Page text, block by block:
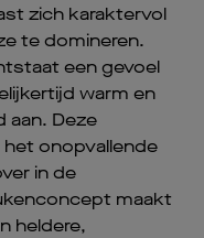
zich karaktervol
te domineren.
een gevoel
warm en
aan. Deze
onopvallende
in de
maakt
heldere,